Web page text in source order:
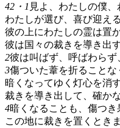
42・1 見よ、わたしの僕、
わたしが選び、喜び迎える
彼の上にわたしの霊は置
彼は国々の裁きを導き出す
2彼は叫ばず、呼ばわらず
3傷ついた葦を折ることな
暗くなってゆく灯心を消
裁きを導き出して、確か
4暗くなることも、傷つ
この地に裁きを置くとき